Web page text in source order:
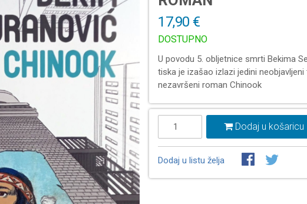
17,90 €
DOSTUPNO
U povodu 5. obljetnice smrti Bekima
tiska je izašao izlazi jedini
nezavršeni roman Chinook
Dodaj u košaricu
Dodaj u listu želja